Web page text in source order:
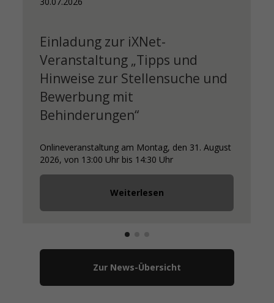
Einladung zur iXNet-
Veranstaltung „Tipps und
Hinweise zur Stellensuche und
Bewerbung mit
Behinderungen“
Onlineveranstaltung am Montag, den 31. August
2026, von 13:00 Uhr bis 14:30 Uhr
Weiterlesen
Zur News-Übersicht